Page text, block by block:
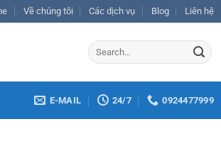
Về chúng tôi Các dịch vụ Blog Liên hệ
E-MAIL 24/7 0924477999